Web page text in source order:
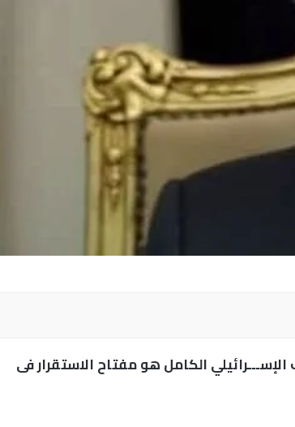
الكامل هو مفتاح الاستقرار فى